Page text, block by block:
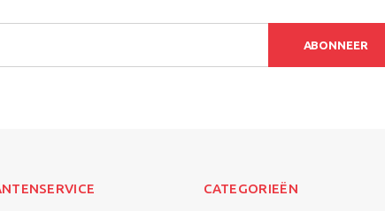
ABONNEER
CATEGORIEËN